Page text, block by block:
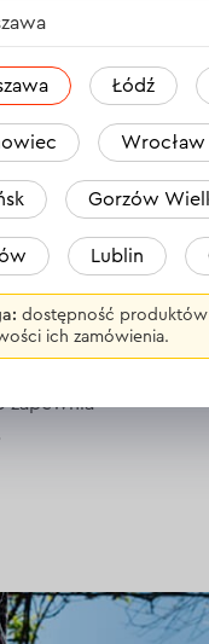
M 5 Li
i lekkie
pielęgnacji
szklarniach.
zapewnia
Łódź
Wrocław
Gorzów
Lublin
dostępność
ich zamówienia.